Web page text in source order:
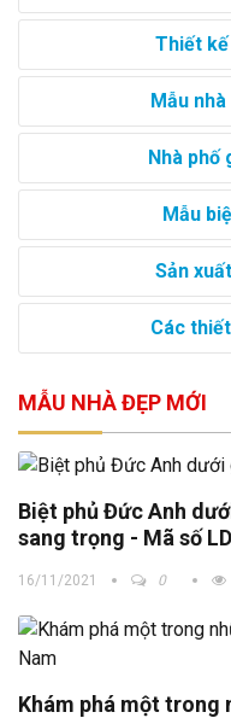
Thiết kế
Mẫu
Nhà phố
Mẫu
Sản
Các
MẪU NHÀ ĐẸP MỚI
Biệt phủ Đức Anh
sang trọng - Mã số
16/11/2021 0
Khám phá một trong